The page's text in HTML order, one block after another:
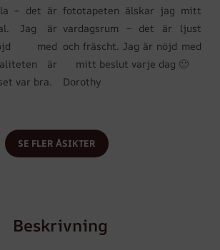
– det är
Jag är
med
är
var bra.
fototapeten älskar jag mitt
vardagsrum – det är ljust
och fräscht. Jag är nöjd med
mitt beslut varje dag 🙂
Dorothy
SE FLER ÅSIKTER
Beskrivning